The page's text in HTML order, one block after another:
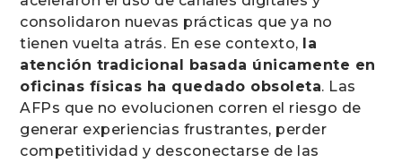
consolidaron nuevas prácticas que ya no
tienen vuelta atrás. En ese contexto, la
atención tradicional basada únicamente en
oficinas físicas ha quedado obsoleta. Las
AFPs que no evolucionen corren el riesgo de
generar experiencias frustrantes, perder
competitividad y desconectarse de las